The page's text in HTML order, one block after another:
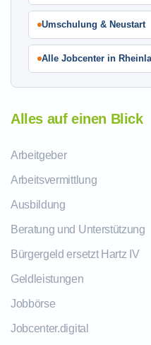
Umschulung & Neustart
Alle Jobcenter in
Alles auf einen Blick
Arbeitgeber
Arbeitsvermittlung
Ausbildung
Beratung und Unterstützung
Bürgergeld ersetzt Hartz IV
Geldleistungen
Jobbörse
Jobcenter.digital